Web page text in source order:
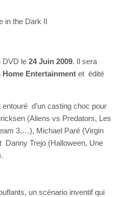
DVD le 24 Juin 2009. Il sera
Entertainment et édité
d’un casting choc pour
(Aliens vs Predators, Les
3,…), Michael Paré (Virgin
Trejo (Halloween, Une
un scénario inventif qui